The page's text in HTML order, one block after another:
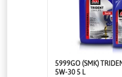
5999GO (SMK)
5W-30 5 L